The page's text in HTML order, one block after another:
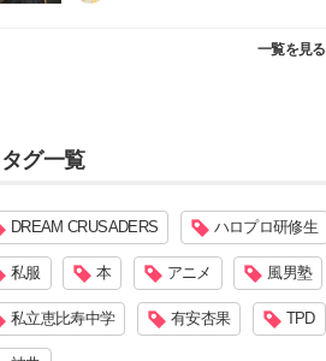
一覧を見る
タグ一覧
DREAM CRUSADERS ハロプロ研修生
私服 本 アニメ 風男塾
私立恵比寿中学 有安杏果 TPD